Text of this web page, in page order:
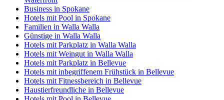
Business in Spokane
Hotels mit Pool in Spokane
Familien in Walla Walla
Günstige in Walla Walla
Hotels mit Parkplatz in Walla Walla
Hotels mit Weingut in Walla Walla
Hotels mit Parkplatz in Bellevue
Hotels mit inbegriffenem Frühstück in Bellevue
Hotels mit Fitnessbereich in Bellevue
Haustierfreundliche in Bellevue